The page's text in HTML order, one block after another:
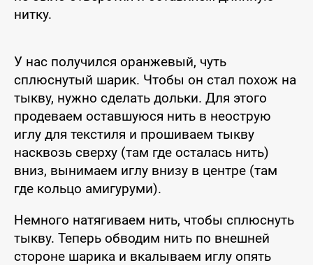
нитку.
У нас получился оранжевый, чуть
сплюснутый шарик. Чтобы он стал похож на
тыкву, нужно сделать дольки. Для этого
продеваем оставшуюся нить в неострую
иглу для текстиля и прошиваем тыкву
насквозь сверху (там где осталась нить)
вниз, вынимаем иглу внизу в центре (там
где кольцо амигуруми).
Немного натягиваем нить, чтобы сплюснуть
тыкву. Теперь обводим нить по внешней
стороне шарика и вкалываем иглу опять